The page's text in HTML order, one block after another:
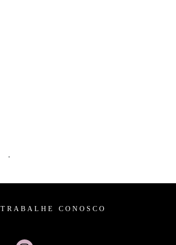
.
TRABALHE CONOSCO